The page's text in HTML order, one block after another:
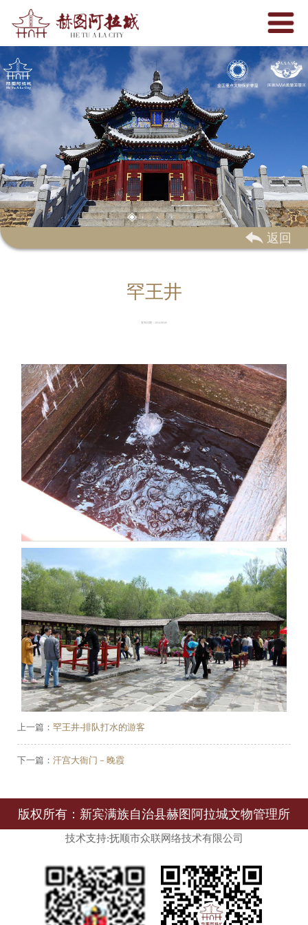
 返回
罕王井
发布日期：2024-08-06
上一篇： 罕王井-排队打水的游客
下一篇： 汗宫大衙门－晚霞
版权所有：新宾满族自治县赫图阿拉城文物管理所
技术支持:抚顺市众联网络技术有限公司